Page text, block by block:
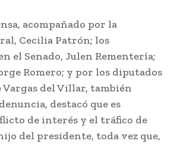
acompañado por la
Cecilia Patrón; los
el Senado, Julen Rementería;
Romero; y por los diputados
Vargas del Villar, también
destacó que es
de interés y el tráfico de
del presidente, toda vez que,